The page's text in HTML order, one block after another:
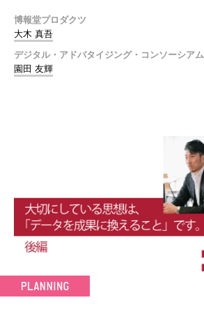
博報堂プロダクツ
大木 真吾
デジタル・アドバタイジング・コンソーシアム
園田 友輝